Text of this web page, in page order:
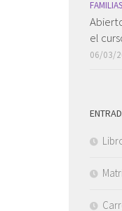
FAMILIAS
el
06/03/